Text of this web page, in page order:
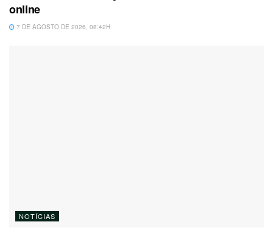
online
7 DE AGOSTO DE 2026, 08:42H
NOTÍCIAS